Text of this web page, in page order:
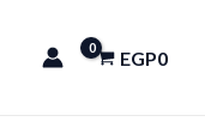
EGP0